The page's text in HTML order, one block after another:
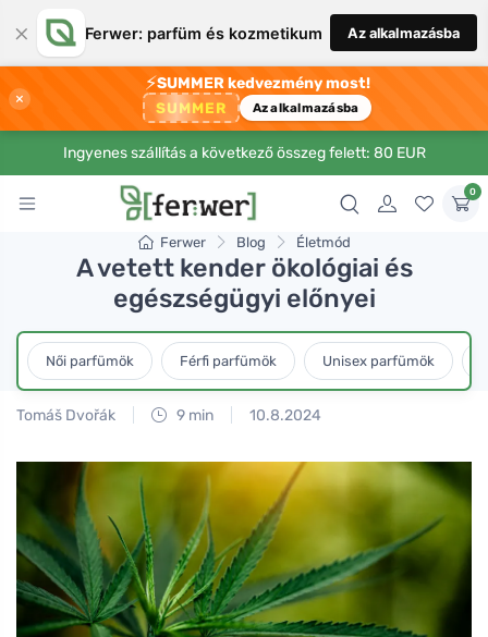
× Ferwer: parfüm és kozmetikum Az alkalmazásba
×
⚡SUMMER kedvezmény most!
SUMMER Az alkalmazásba
Ingyenes szállítás a következő összeg felett: 80 EUR
0
Ferwer Blog Életmód
A vetett kender ökológiai és
egészségügyi előnyei
Női parfümök Férfi parfümök Unisex parfümök
Tomáš Dvořák 9 min 10.8.2024